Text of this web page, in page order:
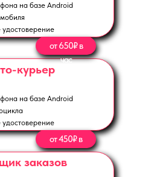
курьер
на базе Android
удостоверение
на базе Android
удостоверение
от 450₽ в
час
заказов
от 650₽ в
час